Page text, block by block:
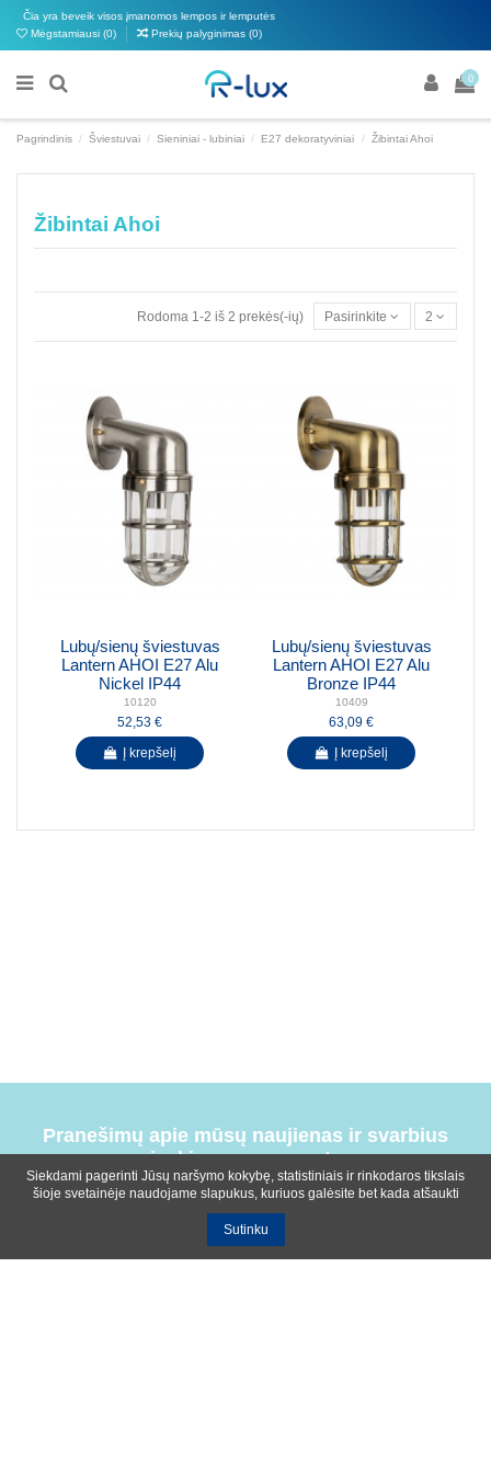
Čia yra beveik visos įmanomos lempos ir lemputės
Mėgstamiausi (0) Prekių palyginimas (0)
0
Pagrindinis Šviestuvai Sieniniai - lubiniai E27 dekoratyviniai Žibintai Ahoi
Žibintai Ahoi
Rodoma 1-2 iš 2 prekės(-ių) Pasirinkite 2
Lubų/sienų šviestuvas
Lantern AHOI E27 Alu
Nickel IP44
10120
52,53 €
Į krepšelį
Lubų/sienų šviestuvas
Lantern AHOI E27 Alu
Bronze IP44
10409
63,09 €
Į krepšelį
Pranešimų apie mūsų naujienas ir svarbius
įvykius prenumerata
Siekdami pagerinti Jūsų naršymo kokybę, statistiniais ir rinkodaros tikslais
šioje svetainėje naudojame slapukus, kuriuos galėsite bet kada atšaukti
Sutinku